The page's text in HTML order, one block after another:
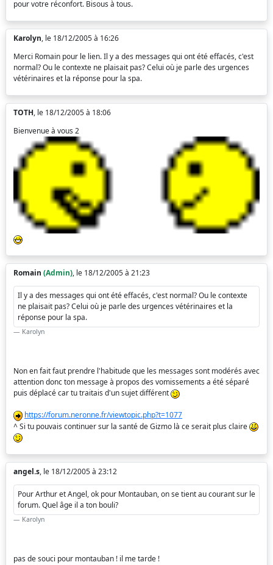
pour votre réconfort. Bisous à tous.
Karolyn, le 18/12/2005 à 16:26
Merci Romain pour le lien. Il y a des messages qui ont été effacés, c'est
normal? Ou le contexte ne plaisait pas? Celui où je parle des urgences
vétérinaires et la réponse pour la spa.
TOTH, le 18/12/2005 à 18:06
Bienvenue à vous 2
Romain (Admin), le 18/12/2005 à 21:23
Il y a des messages qui ont été effacés, c'est normal? Ou le contexte
ne plaisait pas? Celui où je parle des urgences vétérinaires et la
réponse pour la spa.
Karolyn
Non en fait faut prendre l'habitude que les messages sont modérés avec
attention donc ton message à propos des vomissements a été séparé
puis déplacé car tu traitais d'un sujet différent
https://forum.neronne.fr/viewtopic.php?t=1077
^ Si tu pouvais continuer sur la santé de Gizmo là ce serait plus claire
angel.s, le 18/12/2005 à 23:12
Pour Arthur et Angel, ok pour Montauban, on se tient au courant sur le
forum. Quel âge il a ton bouli?
Karolyn
pas de souci pour montauban ! il me tarde !